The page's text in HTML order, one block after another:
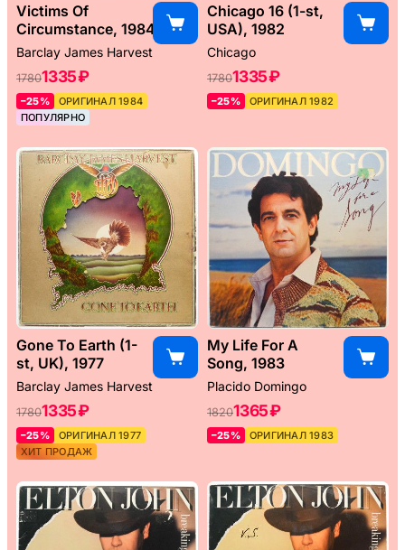
Victims Of
Circumstance, 1984
Barclay James Harvest
17801335 ₽
–25%
ОРИГИНАЛ 1984
ПОПУЛЯРНО
Chicago 16 (1-st,
USA), 1982
Chicago
17801335 ₽
–25% ОРИГИНАЛ 1982
Gone To Earth (1-
st, UK), 1977
Barclay James Harvest
17801335 ₽
–25%
ОРИГИНАЛ 1977
ХИТ ПРОДАЖ
My Life For A
Song, 1983
Placido Domingo
18201365 ₽
–25% ОРИГИНАЛ 1983